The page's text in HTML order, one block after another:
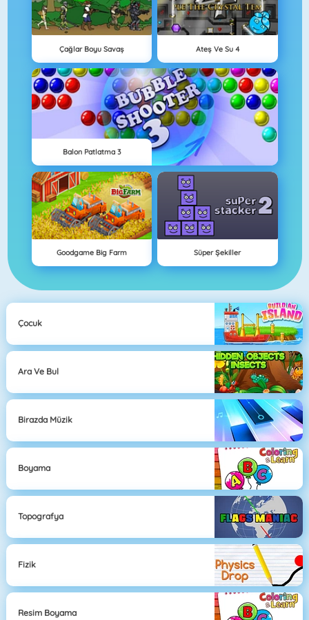
Çağlar Boyu Savaş Ateş Ve Su 4
Balon Patlatma 3
Goodgame Big Farm Süper Şekiller
Çocuk
Ara Ve Bul
Birazda Müzik
Boyama
Topografya
Fizik
Resim Boyama